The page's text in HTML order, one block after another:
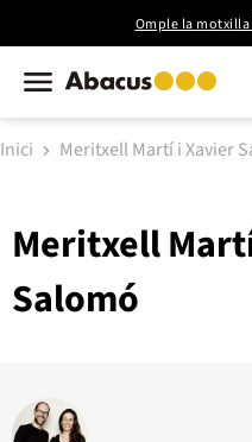
Omple la
Inici Meritxell Martí i Xavier
Meritxell
Salomó